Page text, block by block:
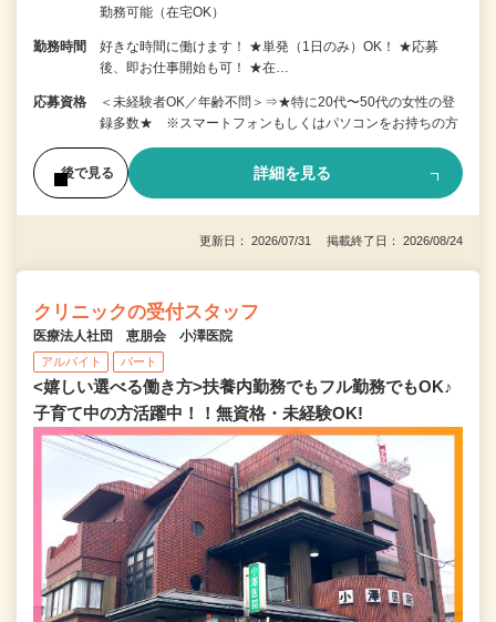
勤務可能（在宅OK）
勤務時間
好きな時間に働けます！ ★単発（1日のみ）OK！ ★応募
後、即お仕事開始も可！ ★在…
応募資格
＜未経験者OK／年齢不問＞⇒★特に20代〜50代の女性の登
録多数★ ※スマートフォンもしくはパソコンをお持ちの方
後で見る 詳細を見る
更新日： 2026/07/31 掲載終了日： 2026/08/24
クリニックの受付スタッフ
医療法人社団 恵朋会 小澤医院
アルバイト パート
<嬉しい選べる働き方>扶養内勤務でもフル勤務でもOK♪
子育て中の方活躍中！！無資格・未経験OK!